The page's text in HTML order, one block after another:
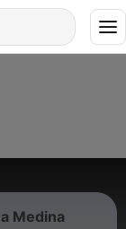
Medina